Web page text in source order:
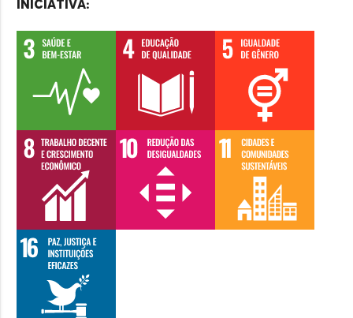
iniciativa: